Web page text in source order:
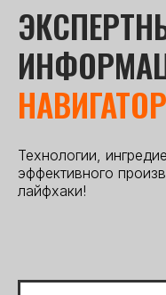
НАВИГАТОР
Технологии,
эффективного
лайфхаки!